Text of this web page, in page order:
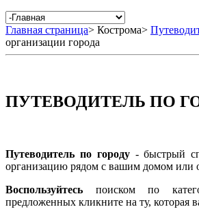
Главная страница> Кострома>
организации города
ПУТЕВОДИТЕЛЬ ПО
Путеводитель по городу- быстрый
организацию рядом с вашим домом или
Воспользуйтесь поиском по
предложенных кликните на ту, которая